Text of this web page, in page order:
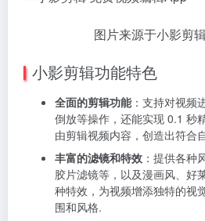
图片来源于小影剪
小影剪辑功能特色
全面的剪辑功能：支持对视频
倒放等操作，还能实现 0.1 秒
由剪辑视频内容，创造出符合
丰富的滤镜和特效 ：提供各种
胶片滤镜等，以及漫画风、好
种特效，为视频增添独特的视
围和风格.